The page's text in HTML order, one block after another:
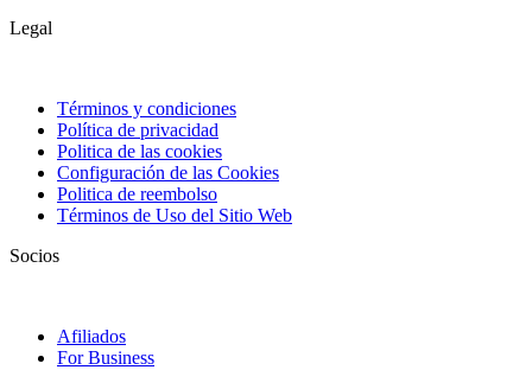
Legal
Términos y condiciones
Política de privacidad
Politica de las cookies
Configuración de las Cookies
Politica de reembolso
Términos de Uso del Sitio Web
Socios
Afiliados
For Business